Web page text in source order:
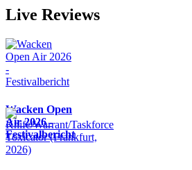
Live Reviews
Wacken Open
Air 2026 -
Festivalbericht